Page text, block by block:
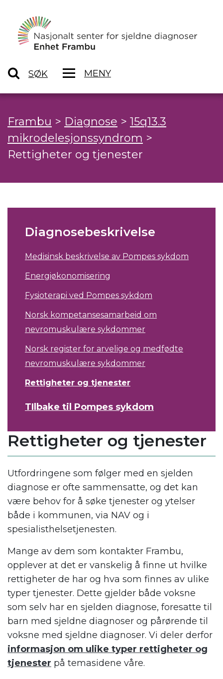
SØK MENY
Frambu > Diagnose > 15q13.3
mikrodelesjonssyndrom >
Rettigheter og tjenester
Diagnosebeskrivelse
Medisinsk beskrivelse av Pompes sykdom
Energiøkonomisering
Fysioterapi ved Pompes sykdom
Norsk kompetansesamarbeid om
nevromuskulære sykdommer
Norsk register for arvelige og medfødte
nevromuskulære sykdommer
Rettigheter og tjenester
TIlbake til Pompes sykdom
Rettigheter og tjenester
Utfordringene som følger med en sjelden
diagnose er ofte sammensatte, og det kan
være behov for å søke tjenester og ytelser
både i kommunen, via NAV og i
spesialisthelsetjenesten.
Mange av dem som kontakter Frambu,
opplever at det er vanskelig å finne ut hvilke
rettigheter de har og hva som finnes av ulike
typer tjenester. Dette gjelder både voksne
som selv har en sjelden diagnose, foresatte til
barn med sjeldne diagnoser og pårørende til
voksne med sjeldne diagnoser. Vi deler derfor
informasjon om ulike typer rettigheter og
tjenester på temasidene våre.